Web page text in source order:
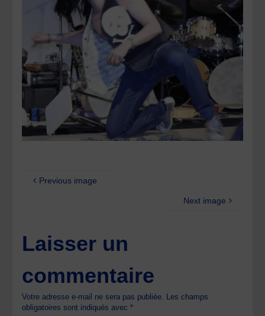
Previous image
Next image
Laisser un
commentaire
Votre adresse e-mail ne sera pas publiée. Les champs
obligatoires sont indiqués avec*